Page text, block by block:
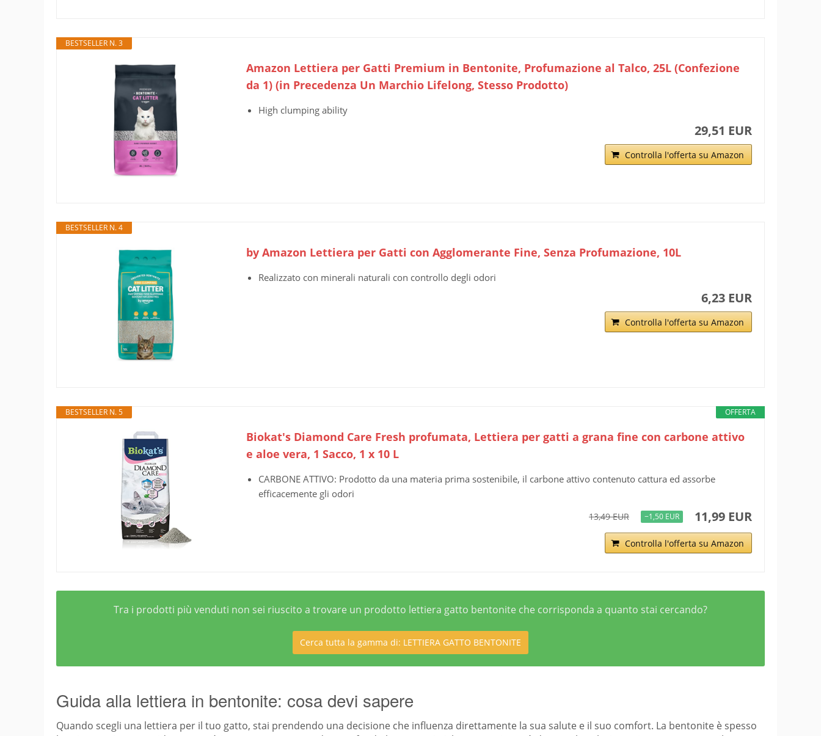
BESTSELLER N. 3
Amazon Lettiera per Gatti Premium in Bentonite, Profumazione al Talco, 25L (Confezione
da 1) (in Precedenza Un Marchio Lifelong, Stesso Prodotto)
High clumping ability
29,51 EUR
Controlla l'offerta su Amazon
BESTSELLER N. 4
by Amazon Lettiera per Gatti con Agglomerante Fine, Senza Profumazione, 10L
Realizzato con minerali naturali con controllo degli odori
6,23 EUR
Controlla l'offerta su Amazon
OFFERTA
BESTSELLER N. 5
Biokat's Diamond Care Fresh profumata, Lettiera per gatti a grana fine con carbone attivo
e aloe vera, 1 Sacco, 1 x 10 L
CARBONE ATTIVO: Prodotto da una materia prima sostenibile, il carbone attivo contenuto cattura ed assorbe
efficacemente gli odori
13,49 EUR −1,50 EUR 11,99 EUR
Controlla l'offerta su Amazon
Tra i prodotti più venduti non sei riuscito a trovare un prodotto lettiera gatto bentonite che corrisponda a quanto stai cercando?
Cerca tutta la gamma di: LETTIERA GATTO BENTONITE
Guida alla lettiera in bentonite: cosa devi sapere
Quando scegli una lettiera per il tuo gatto, stai prendendo una decisione che influenza direttamente la sua salute e il suo comfort. La bentonite è spesso